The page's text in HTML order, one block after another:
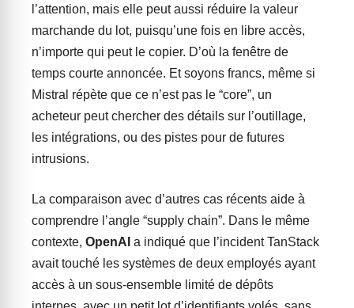
l’attention, mais elle peut aussi réduire la valeur
marchande du lot, puisqu’une fois en libre accès,
n’importe qui peut le copier. D’où la fenêtre de
temps courte annoncée. Et soyons francs, même si
Mistral répète que ce n’est pas le “core”, un
acheteur peut chercher des détails sur l’outillage,
les intégrations, ou des pistes pour de futures
intrusions.
La comparaison avec d’autres cas récents aide à
comprendre l’angle “supply chain”. Dans le même
contexte, OpenAI a indiqué que l’incident TanStack
avait touché les systèmes de deux employés ayant
accès à un sous-ensemble limité de dépôts